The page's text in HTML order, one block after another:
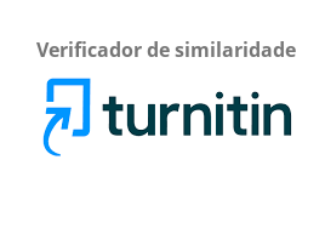
Verificador de similaridade